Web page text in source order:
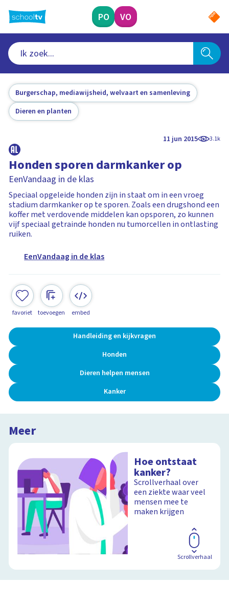
naar
hoofdinhoud
PO VO
Burgerschap, mediawijsheid, welvaart en samenleving
Dieren en planten
11 jun 2015 3.1k
Honden sporen darmkanker op
EenVandaag in de klas
Speciaal opgeleide honden zijn in staat om in een vroeg
stadium darmkanker op te sporen. Zoals een drugshond een
koffer met verdovende middelen kan opsporen, zo kunnen
vijf speciaal getrainde honden nu tumorcellen in ontlasting
ruiken.
EenVandaag in de klas
favoriet toevoegen embed
Handleiding en kijkvragen
Honden
Dieren helpen mensen
Kanker
Meer
Hoe ontstaat
kanker?
Scrollverhaal over
een ziekte waar veel
mensen mee te
maken krijgen
Scrollverhaal